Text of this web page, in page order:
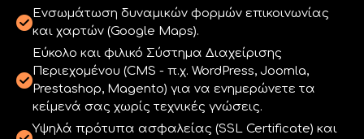
Ενσωμάτωση δυναμικών φορμών επικοινωνίας
και χαρτών (Google Maps).
Εύκολο και φιλικό Σύστημα Διαχείρισης
Περιεχομένου (CMS - π.χ. WordPress, Joomla,
Prestashop, Magento) για να ενημερώνετε τα
κείμενά σας χωρίς τεχνικές γνώσεις.
Υψηλά πρότυπα ασφαλείας (SSL Certificate) και